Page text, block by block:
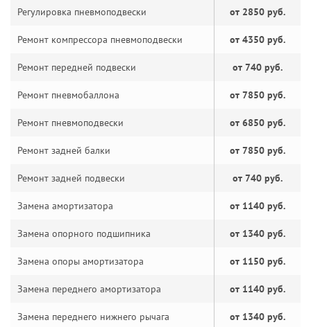
Регулировка пневмоподвески от 2850 руб.
Ремонт компрессора пневмоподвески от 4350 руб.
Ремонт передней подвески от 740 руб.
Ремонт пневмобаллона от 7850 руб.
Ремонт пневмоподвески от 6850 руб.
Ремонт задней балки от 7850 руб.
Ремонт задней подвески от 740 руб.
Замена амортизатора от 1140 руб.
Замена опорного подшипника от 1340 руб.
Замена опоры амортизатора от 1150 руб.
Замена переднего амортизатора от 1140 руб.
Замена переднего нижнего рычага от 1340 руб.